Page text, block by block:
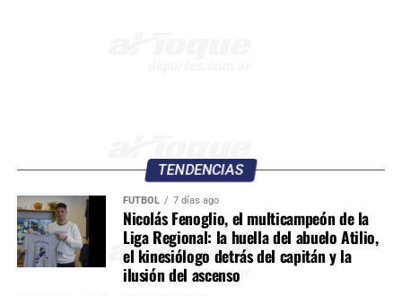
TENDENCIAS
FÚTBOL 7 días ago
Nicolás Fenoglio, el multicampeón de la
Liga Regional: la huella del abuelo Atilio,
el kinesiólogo detrás del capitán y la
ilusión del ascenso